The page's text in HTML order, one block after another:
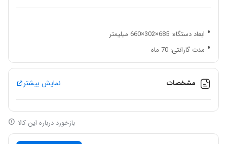
ابعاد دستگاه: 685×302×660 میلیمتر
مدت گارانتی: 70 ماه
کم مصرف و پر توان
مجهز به منبع آب خنک و کالسکه
مجهز به تورچ آب خنک بینزل ساخت آلمان (BINZEL)
سرعت تغذیه سیم جوش 3 تا 15 متر بر دقیقه
مشخصات نمایش بیشتر
بازخورد درباره این کالا